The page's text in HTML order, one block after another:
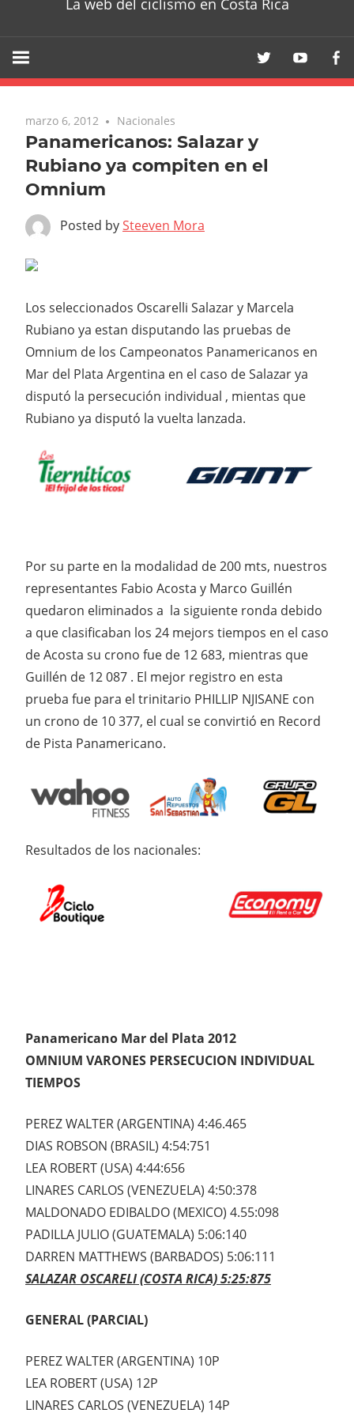
La web del ciclismo en Costa Rica
marzo 6, 2012 Nacionales
Panamericanos: Salazar y
Rubiano ya compiten en el
Omnium
Posted bySteeven Mora
Los seleccionados Oscarelli Salazar y Marcela
Rubiano ya estan disputando las pruebas de
Omnium de los Campeonatos Panamericanos en
Mar del Plata Argentina en el caso de Salazar ya
disputó la persecución individual , mientas que
Rubiano ya disputó la vuelta lanzada.
Por su parte en la modalidad de 200 mts, nuestros
representantes Fabio Acosta y Marco Guillén
quedaron eliminados a la siguiente ronda debido
a que clasificaban los 24 mejors tiempos en el caso
de Acosta su crono fue de 12 683, mientras que
Guillén de 12 087 . El mejor registro en esta
prueba fue para el trinitario PHILLIP NJISANE con
un crono de 10 377, el cual se convirtió en Record
de Pista Panamericano.
Resultados de los nacionales:
Panamericano Mar del Plata 2012
OMNIUM VARONES PERSECUCION INDIVIDUAL
TIEMPOS
PEREZ WALTER (ARGENTINA) 4:46.465
DIAS ROBSON (BRASIL) 4:54:751
LEA ROBERT (USA) 4:44:656
LINARES CARLOS (VENEZUELA) 4:50:378
MALDONADO EDIBALDO (MEXICO) 4.55:098
PADILLA JULIO (GUATEMALA) 5:06:140
DARREN MATTHEWS (BARBADOS) 5:06:111
SALAZAR OSCARELI (COSTA RICA) 5:25:875
GENERAL (PARCIAL)
PEREZ WALTER (ARGENTINA) 10P
LEA ROBERT (USA) 12P
LINARES CARLOS (VENEZUELA) 14P